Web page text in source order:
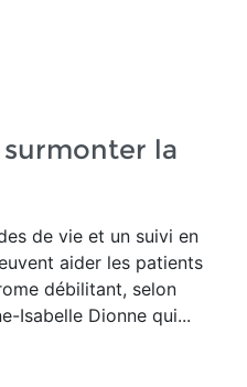
la
de vie et un suivi en
aider les patients
débilitant, selon
Isabelle Dionne qui...